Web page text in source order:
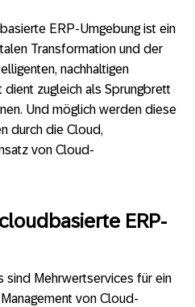
ERP-Umgebung ist ein
Transformation und der
nachhaltigen
dient zugleich als Sprungbrett
Und möglich werden diese
durch die Cloud,
von Cloud-
ERP-
sind Mehrwertservices für ein
von Cloud-